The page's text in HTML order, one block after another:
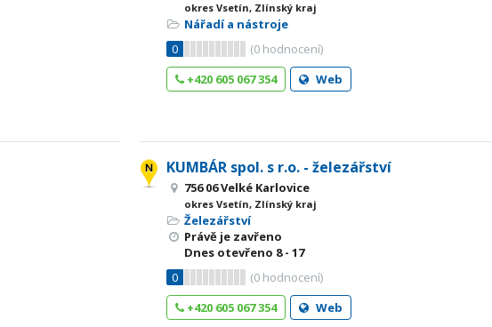
okres Vsetín, Zlínský kraj
Nářadí a nástroje
0
(0 hodnocení)
+420 605 067 354
Web
KUMBÁR spol. s r.o. - železářství
756 06 Velké Karlovice
okres Vsetín, Zlínský kraj
Železářství
Právě je zavřeno
Dnes otevřeno 8 - 17
0
(0 hodnocení)
+420 605 067 354
Web